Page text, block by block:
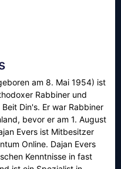
am 8. Mai 1954) ist
Rabbiner und
Din's. Er war Rabbiner
bevor er am 1. August
Evers ist Mitbesitzer
Online. Dajan Evers
Kenntnisse in fast